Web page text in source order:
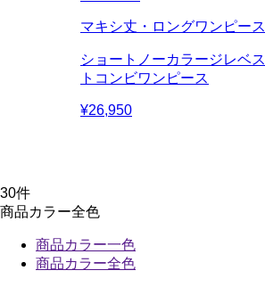
マキシ丈・ロングワンピース
ショートノーカラージレベス
トコンビワンピース
¥26,950
30件
商品カラー全色
商品カラー一色
商品カラー全色